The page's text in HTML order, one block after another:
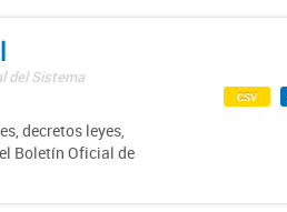
del Sistema
decretos leyes,
Boletín Oficial de
csv